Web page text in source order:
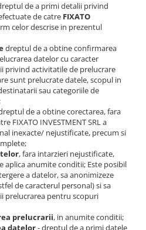
de a primi detalii privind
de catre FIXATO
celor descrise in prezentul
dreptul de a obtine confirmarea
datelor cu caracter
privind activitatile de prelucrare
sunt prelucrate datele, scopul in
sau categoriile de
de a obtine corectarea, fara
FIXATO INVESTMENT SRL a
inexacte/ nejustificate, precum si
, fara intarzieri nejustificate,
aplica anumite conditii; Este posibil
a datelor, sa anonimizeze
de caracterul personal) si sa
prelucrarea pentru scopuri
prelucrarii, in anumite conditii;
datelor- dreptul de a primi datele